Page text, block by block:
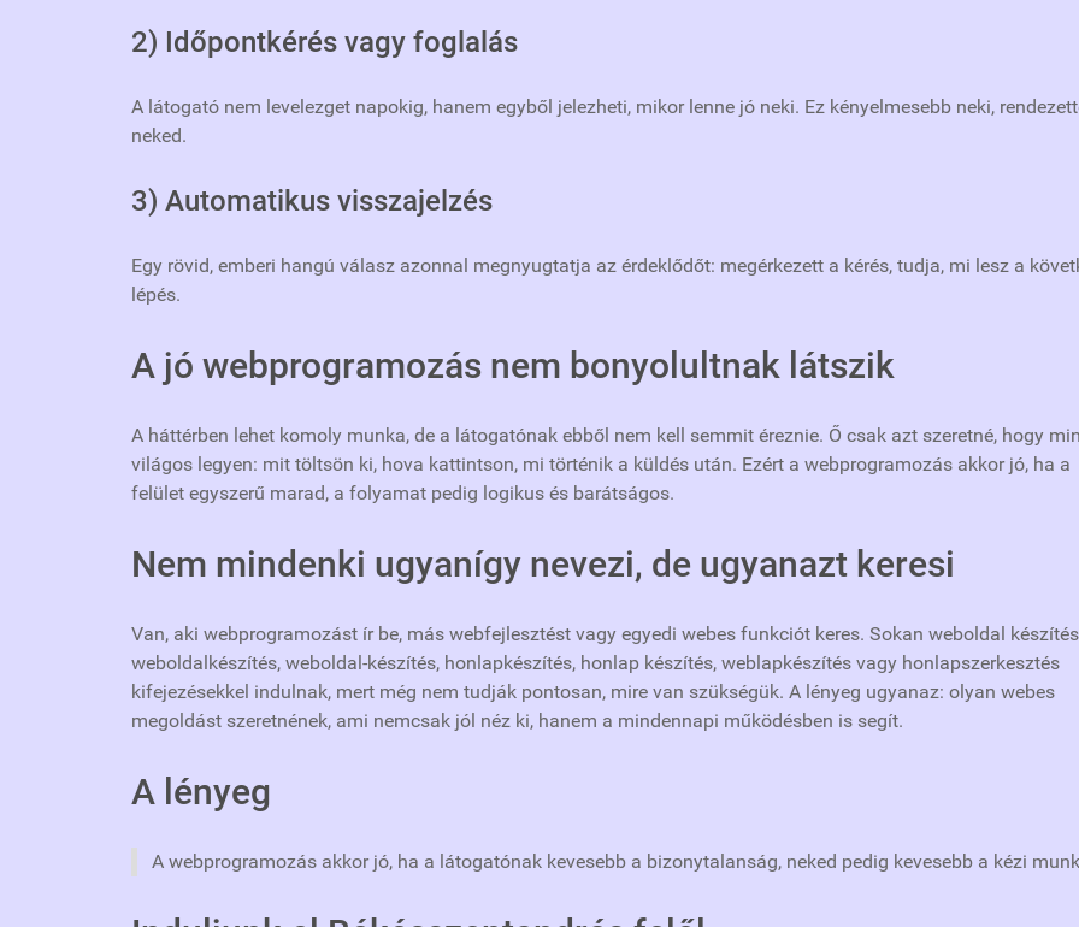
2) Időpontkérés vagy foglalás
A látogató nem levelezget napokig, hanem egyből jelezheti, mikor lenne jó neki. Ez kényelmesebb neki,
neked.
3) Automatikus visszajelzés
Egy rövid, emberi hangú válasz azonnal megnyugtatja az érdeklődőt: megérkezett a kérés, tudja, mi lesz a
lépés.
A jó webprogramozás nem bonyolultnak látszik
A háttérben lehet komoly munka, de a látogatónak ebből nem kell semmit éreznie. Ő csak azt szeretné, hogy
világos legyen: mit töltsön ki, hova kattintson, mi történik a küldés után. Ezért a webprogramozás akkor jó, ha a
felület egyszerű marad, a folyamat pedig logikus és barátságos.
Nem mindenki ugyanígy nevezi, de ugyanazt keresi
Van, aki webprogramozást ír be, más webfejlesztést vagy egyedi webes funkciót keres. Sokan weboldal
weboldalkészítés, weboldal-készítés, honlapkészítés, honlap készítés, weblapkészítés vagy honlapszerkesztés
kifejezésekkel indulnak, mert még nem tudják pontosan, mire van szükségük. A lényeg ugyanaz: olyan webes
megoldást szeretnének, ami nemcsak jól néz ki, hanem a mindennapi működésben is segít.
A lényeg
A webprogramozás akkor jó, ha a látogatónak kevesebb a bizonytalanság, neked pedig kevesebb a kézi